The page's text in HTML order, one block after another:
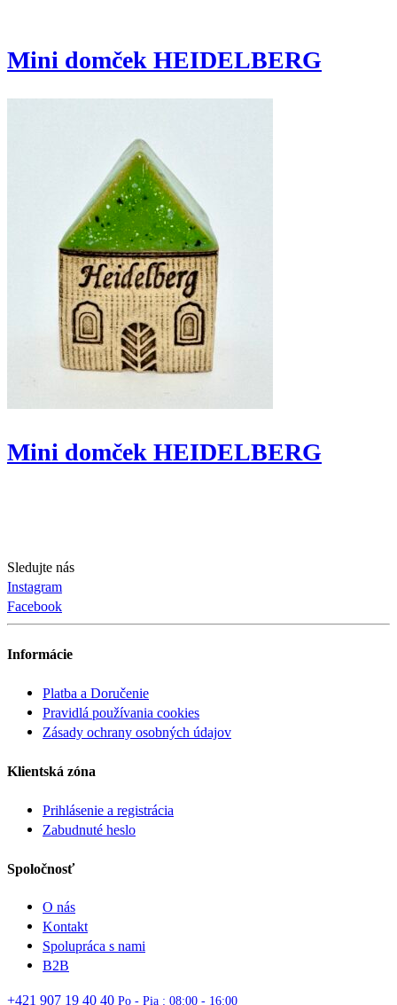
Mini domček HEIDELBERG
Mini domček HEIDELBERG
Sledujte nás
Instagram
Facebook
Informácie
Platba a Doručenie
Pravidlá používania cookies
Zásady ochrany osobných údajov
Klientská zóna
Prihlásenie a registrácia
Zabudnuté heslo
Spoločnosť
O nás
Kontakt
Spolupráca s nami
B2B
+421 907 19 40 40 Po - Pia : 08:00 - 16:00